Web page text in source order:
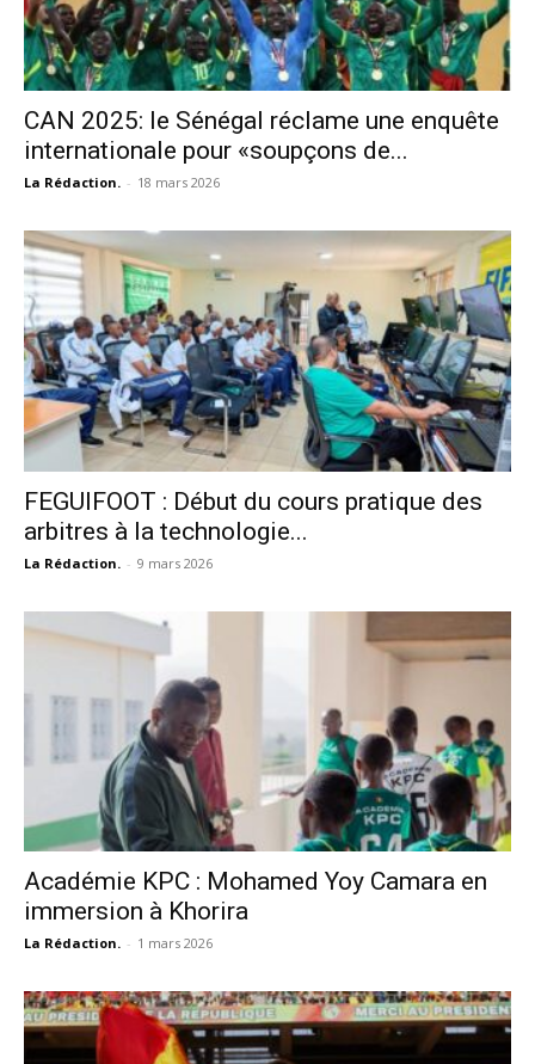
CAN 2025: le Sénégal réclame une enquête
internationale pour «soupçons de...
La Rédaction. - 18 mars 2026
FEGUIFOOT : Début du cours pratique des
arbitres à la technologie...
La Rédaction. - 9 mars 2026
Académie KPC : Mohamed Yoy Camara en
immersion à Khorira
La Rédaction. - 1 mars 2026